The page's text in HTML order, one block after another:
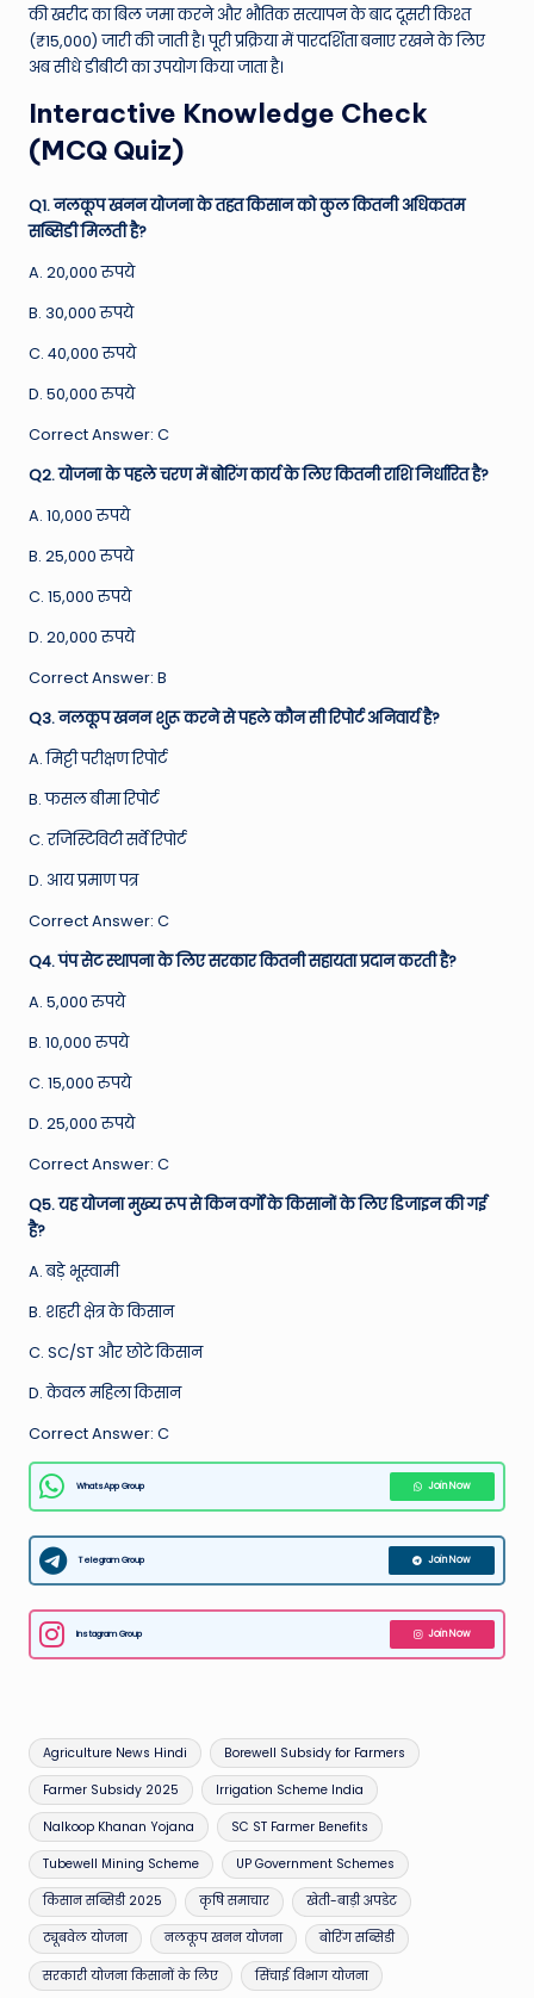
की खरीद का बिल जमा करने और भौतिक सत्यापन के बाद दूसरी किश्त
(₹15,000) जारी की जाती है। पूरी प्रक्रिया में पारदर्शिता बनाए रखने के लिए
अब सीधे डीबीटी का उपयोग किया जाता है।
Interactive Knowledge Check
(MCQ Quiz)
Q1. नलकूप खनन योजना के तहत किसान को कुल कितनी अधिकतम
सब्सिडी मिलती है?
A. 20,000 रुपये
B. 30,000 रुपये
C. 40,000 रुपये
D. 50,000 रुपये
Correct Answer: C
Q2. योजना के पहले चरण में बोरिंग कार्य के लिए कितनी राशि निर्धारित है?
A. 10,000 रुपये
B. 25,000 रुपये
C. 15,000 रुपये
D. 20,000 रुपये
Correct Answer: B
Q3. नलकूप खनन शुरू करने से पहले कौन सी रिपोर्ट अनिवार्य है?
A. मिट्टी परीक्षण रिपोर्ट
B. फसल बीमा रिपोर्ट
C. रजिस्टिविटी सर्वे रिपोर्ट
D. आय प्रमाण पत्र
Correct Answer: C
Q4. पंप सेट स्थापना के लिए सरकार कितनी सहायता प्रदान करती है?
A. 5,000 रुपये
B. 10,000 रुपये
C. 15,000 रुपये
D. 25,000 रुपये
Correct Answer: C
Q5. यह योजना मुख्य रूप से किन वर्गों के किसानों के लिए डिजाइन की गई
है?
A. बड़े भूस्वामी
B. शहरी क्षेत्र के किसान
C. SC/ST और छोटे किसान
D. केवल महिला किसान
Correct Answer: C
WhatsApp Group Join Now
Telegram Group Join Now
Instagram Group Join Now
Tags:
Agriculture News Hindi Borewell Subsidy for Farmers
Farmer Subsidy 2025 Irrigation Scheme India
Nalkoop Khanan Yojana SC ST Farmer Benefits
Tubewell Mining Scheme UP Government Schemes
किसान सब्सिडी 2025 कृषि समाचार खेती-बाड़ी अपडेट
ट्यूबवेल योजना नलकूप खनन योजना बोरिंग सब्सिडी
सरकारी योजना किसानों के लिए सिंचाई विभाग योजना